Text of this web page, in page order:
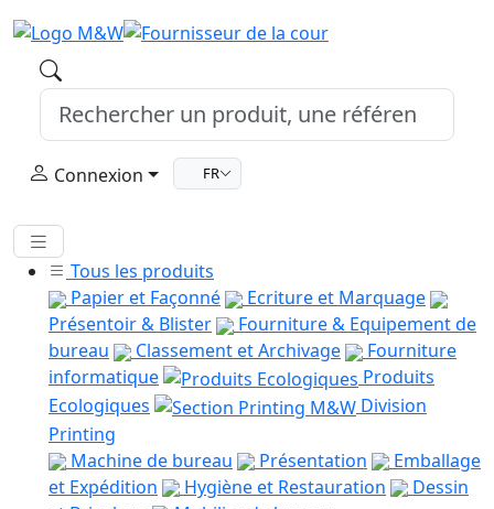
Connexion FR
Tous les produits
Papier et Façonné
Ecriture et Marquage
Présentoir & Blister
Fourniture & Equipement de
bureau
Classement et Archivage
Fourniture
informatique
Produits
Ecologiques
Division
Printing
Machine de bureau
Présentation
Emballage
et Expédition
Hygiène et Restauration
Dessin